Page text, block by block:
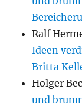
Ralf
Ideen
Britta
Holger
und